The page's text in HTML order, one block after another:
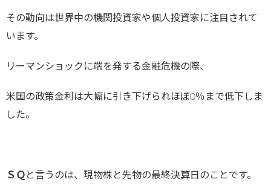
その動向は世界中の機関投資家や個人投資家に注目されて
います。
リーマンショックに端を発する金融危機の際、
米国の政策金利は大幅に引き下げられほぼ0％まで低下しま
した。
ＳＱ と言うのは、現物株と先物の最終決算日のことです。